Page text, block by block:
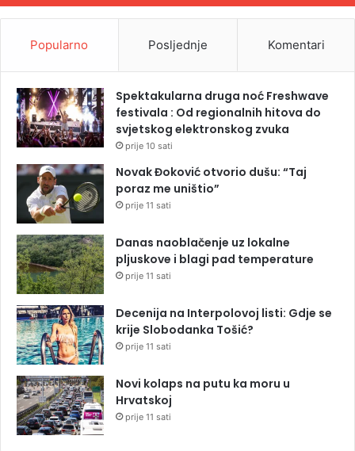
Popularno Posljednje Komentari
Spektakularna druga noć Freshwave
festivala : Od regionalnih hitova do
svjetskog elektronskog zvuka
prije 10 sati
Novak Đoković otvorio dušu: “Taj
poraz me uništio”
prije 11 sati
Danas naoblačenje uz lokalne
pljuskove i blagi pad temperature
prije 11 sati
Decenija na Interpolovoj listi: Gdje se
krije Slobodanka Tošić?
prije 11 sati
Novi kolaps na putu ka moru u
Hrvatskoj
prije 11 sati